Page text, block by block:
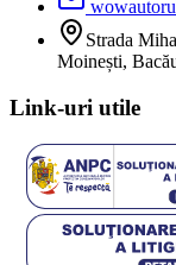
Strada
Moinești,
Link-uri utile